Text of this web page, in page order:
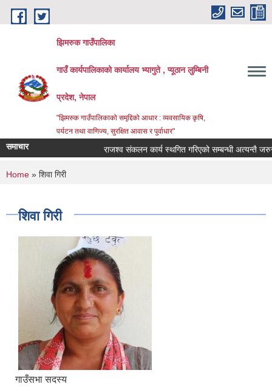
Skip to main content
झिमरुक गाउँपालिका
गाउँ कार्यपालिकाको कार्यालय भ्यागुते , प्यूठान लुम्बिनी
प्रदेश, नेपाल
"झिमरुक गाउँपालिकाको समृद्दिको आधार : व्यवसायिक कृषि,
पर्यटन तथा वाणिज्य, सुरक्षित आवास र पुर्वाधार"
समाचार राजश्व संकलन कार्य स्थगित गरिएको सम्बन्धी अत्यन्तै जरुरी
You are here
Home » शिवा गिरी
शिवा गिरी
गाउँसभा सदस्य